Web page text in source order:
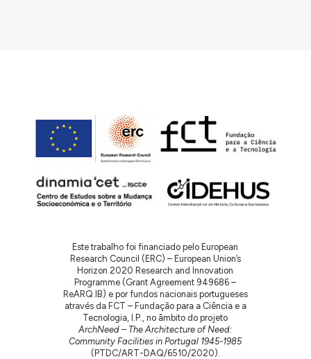
Este trabalho foi financiado pelo European
Research Council (ERC) – European Union’s
Horizon 2020 Research and Innovation
Programme (Grant Agreement 949686 –
ReARQ.IB) e por fundos nacionais portugueses
através da FCT – Fundação para a Ciência e a
Tecnologia, I.P., no âmbito do projeto
ArchNeed – The Architecture of Need:
Community Facilities in Portugal 1945-1985
(PTDC/ART-DAQ/6510/2020).